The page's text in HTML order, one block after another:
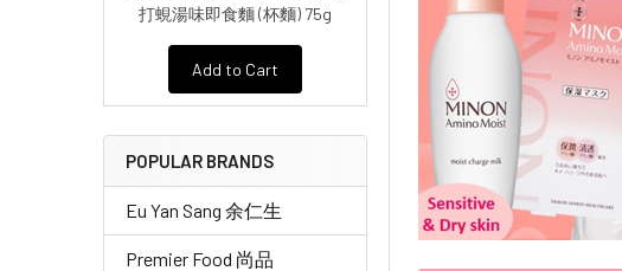
打蜆湯味即食麵 (杯麵) 75g
Add to Cart
POPULAR BRANDS
Eu Yan Sang 余仁生
Premier Food 尚品